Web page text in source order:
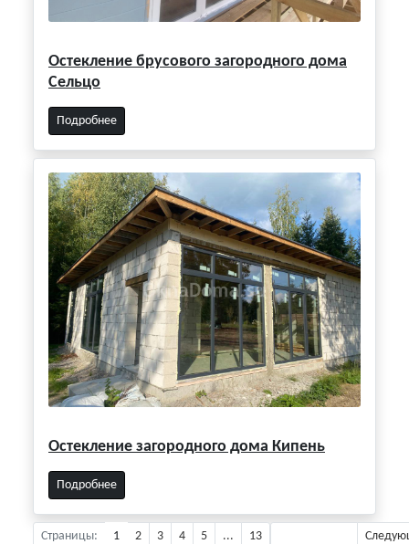
Остекление брусового загородного дома
Сельцо
Подробнее
Остекление загородного дома Кипень
Подробнее
Страницы: 1 2 3 4 5 ... 13